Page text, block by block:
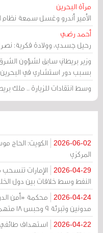
مرآة البحرين
الأمير أندرو وغسل سمعة نظام
أحمد رضي
رحيل جسدي، وولادة فكرية: نصر
وزير بريطاني سابق لشؤون
بسبب دور استشاري في البحرين
وسط انتقادات للزيارة .. ملك
2026-06-02
الكويت: الحاج
المركزي
2026-04-29
الإمارات
النفط وسط خلافات بين دول
2026-04-24
مدونين وتبرئة 9 وحبس 18 متهماً بالتعاطف مع إيران
2026-04-22
استهداف طائفي